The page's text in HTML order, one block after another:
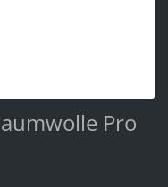
Pro